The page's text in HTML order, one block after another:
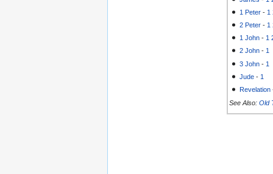
1 Peter - 1
2 Peter - 1
1 John - 1
2 John - 1
3 John - 1
Jude - 1
Revelation
See Also: Old